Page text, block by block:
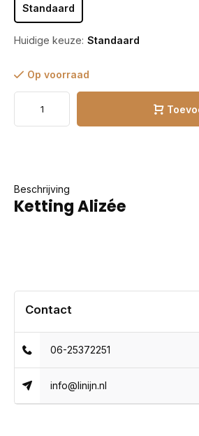
Standaard
Huidige keuze: Standaard
Op voorraad
Beschrijving
Ketting Alizée
Contact
06-25372251
info@linijn.nl